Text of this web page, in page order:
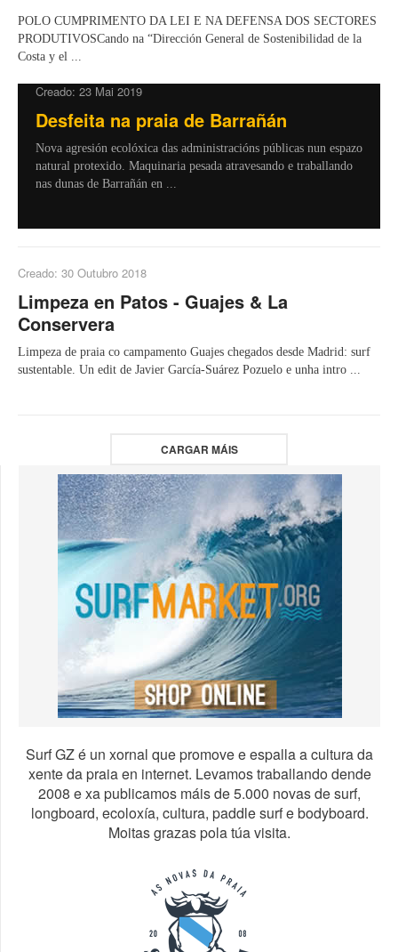
POLO CUMPRIMENTO DA LEI E NA DEFENSA DOS SECTORES
PRODUTIVOSCando na “Dirección General de Sostenibilidad de la
Costa y el ...
Creado: 23 Mai 2019
Desfeita na praia de Barrañán
Nova agresión ecolóxica das administracións públicas nun espazo
natural protexido. Maquinaria pesada atravesando e traballando
nas dunas de Barrañán en ...
Creado: 30 Outubro 2018
Limpeza en Patos - Guajes & La
Conservera
Limpeza de praia co campamento Guajes chegados desde Madrid: surf
sustentable. Un edit de Javier García-Suárez Pozuelo e unha intro ...
CARGAR MÁIS
Surf GZ é un xornal que promove e espalla a cultura da
xente da praia en internet. Levamos traballando dende
2008 e xa publicamos máis de 5.000 novas de surf,
longboard, ecoloxía, cultura, paddle surf e bodyboard.
Moitas grazas pola túa visita.